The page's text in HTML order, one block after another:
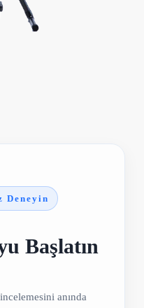
Deneyin
Başlatın
anında